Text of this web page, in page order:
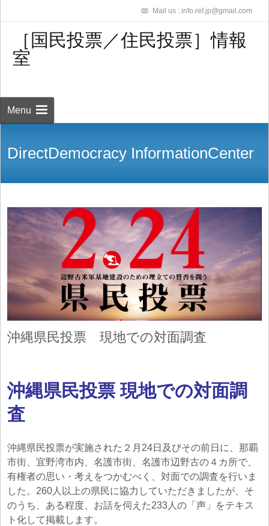
Mail us : info.ref.jp@gmail.com
［国民投票／住民投票］情報
室
Menu
DirectDemocracy InformationCenter
沖縄県民投票 現地での対面調査
沖縄県民投票 現地での対面調
査
沖縄県民投票が実施された２月24日及びその前日に、那覇
市街、宜野湾市内、名護市街、名護市辺野古の４カ所で、
有権者の思い・考えをつかむべく、対面での調査を行いま
した。260人以上の県民に協力していただきましたが、そ
のうち、ある程度、お話を伺えた233人の「声」をテキス
ト化して掲載します。